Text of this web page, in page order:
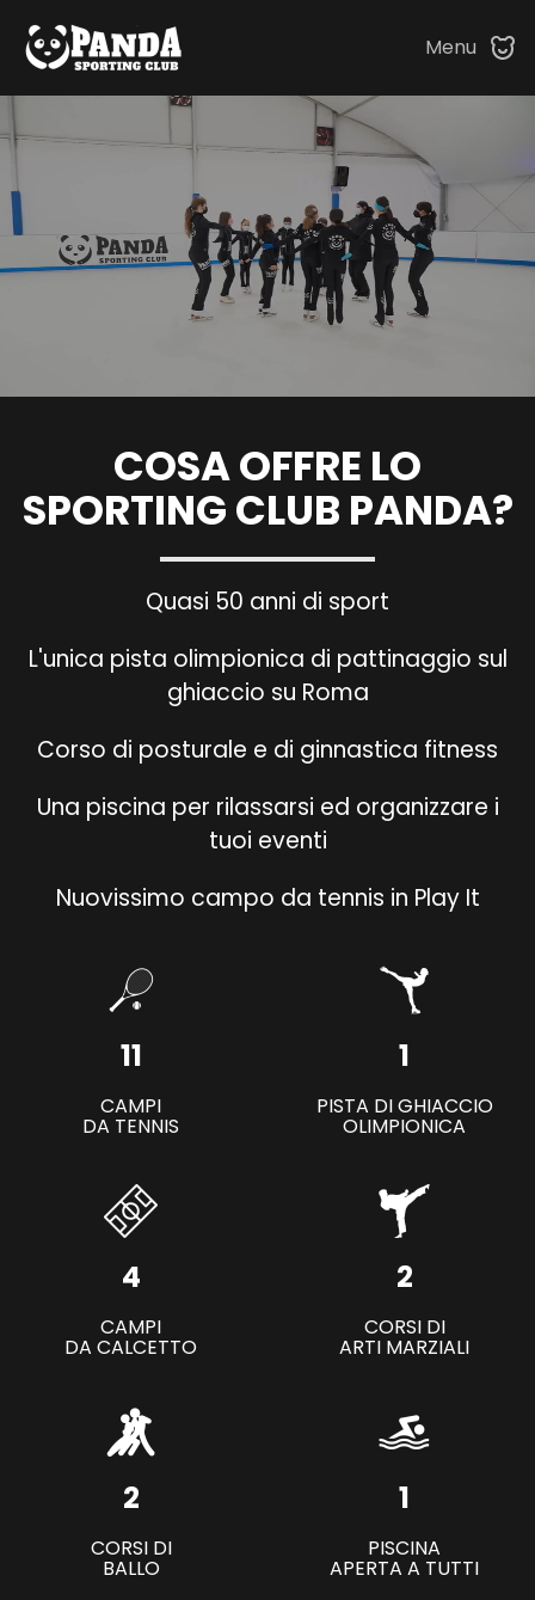
Skip to main content
Menu
COSA OFFRE LO
SPORTING CLUB PANDA?
Quasi 50 anni di sport
L'unica pista olimpionica di pattinaggio sul
ghiaccio su Roma
Corso di posturale e di ginnastica fitness
Una piscina per rilassarsi ed organizzare i
tuoi eventi
Nuovissimo campo da tennis in Play It
11
CAMPI
DA TENNIS
1
PISTA DI GHIACCIO
OLIMPIONICA
4
CAMPI
DA CALCETTO
2
CORSI DI
ARTI MARZIALI
2
CORSI DI
BALLO
1
PISCINA
APERTA A TUTTI